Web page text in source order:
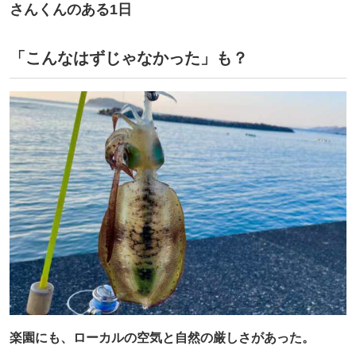
さんくんのある1日
「こんなはずじゃなかった」も？
楽園にも、ローカルの空気と自然の厳しさがあった。